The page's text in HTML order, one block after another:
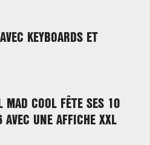
KEYBOARDS ET
MAD COOL FÊTE SES 10
UNE AFFICHE XXL